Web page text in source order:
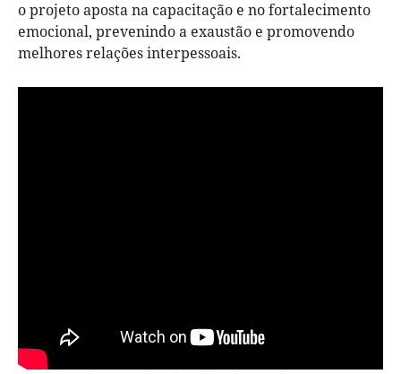
o projeto aposta na capacitação e no fortalecimento
emocional, prevenindo a exaustão e promovendo
melhores relações interpessoais.